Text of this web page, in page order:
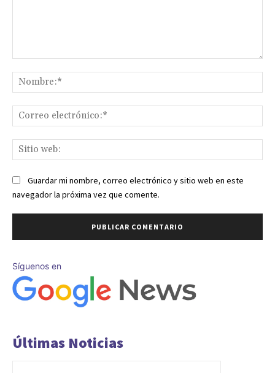
Guardar mi nombre, correo electrónico y sitio web en este
navegador la próxima vez que comente.
Síguenos en
Últimas Noticias